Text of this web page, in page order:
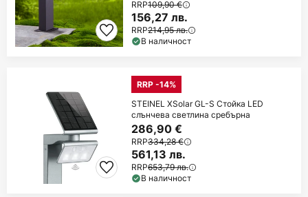
RRP109,90 €
156,27 лв.
RRP214,95 лв.
В наличност
RRP -14%
STEINEL XSolar GL-S Стойка LED
слънчева светлина сребърна
286,90 €
RRP334,28 €
561,13 лв.
RRP653,79 лв.
В наличност